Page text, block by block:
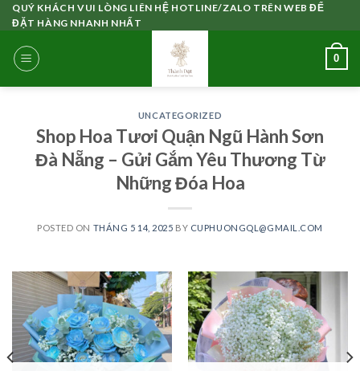
Skip
to
content
QUÝ KHÁCH VUI LÒNG LIÊN HỆ HOTLINE/ZALO TRÊN WEB ĐỂ
ĐẶT HÀNG NHANH NHẤT
0
UNCATEGORIZED
Shop Hoa Tươi Quận Ngũ Hành Sơn
Đà Nẵng – Gửi Gắm Yêu Thương Từ
Những Đóa Hoa
POSTED ON THÁNG 5 14, 2025 BY CUPHUONGQL@GMAIL.COM